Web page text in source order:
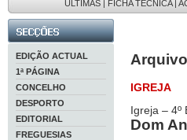
ÚLTIMAS | FICHA TÉCNICA|
EDIÇÃO ACTUAL
1ª PÁGINA
CONCELHO
DESPORTO
EDITORIAL
FREGUESIAS
IGREJA
Igreja – 4º
Dom